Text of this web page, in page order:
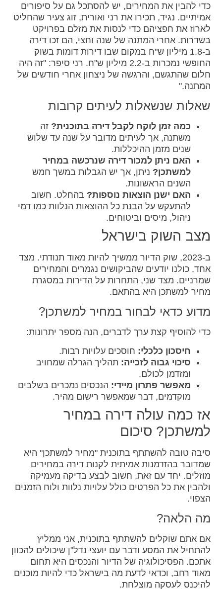
כדי להבין את המחירים, יש להסתכל גם על סיפורים
אמיתיים. נגיד, תכירו את רני ואורית, זוג צעיר שהחליט
לארוז את חפציהם כדי לנסות את מזלם בפרויקט
בשדרות. אחרי המתנה של שנה וחצי, הם זכו דירה
ב-1.8 מיליון ש"ח במקום שבו דירות דומות בשוק
החופשי נמכרות ב-2.2 מיליון ש"ח. רני סיפר: "זה היה
חלום שהתגשם, והרגשה של ניצחון אחרי חודשים של
המתנה."
שאלות שנשאלות לעיתים קרובות
כמה זמן לוקח לקבל דירה בתוכנית? זה
משתנה, אך לעיתים מדובר על שנה עד שלוש
שנים מזמן ההיכללות.
האם ניתן למכור דירה שנרכשה במחיר
למשתכן? ניתן, אך יש הגבלות במשך חמש
השנים הראשונות.
האם ישנן הוצאות נוספות? בהחלט. חשוב
להתעקש על הבנת כל ההוצאות הנלוות כמו דמי
ניהול, מיסים וביטוחים.
מצב השוק בישראל
ב-2023, שוק הדיור ממשיך להיות מאוד תנודתי. מצד
אחד, כולנו יודעים שהביקושים נגמרים והמחירים
שמרניים. מצד שני, התחרות על הדירות במסגרת
מחיר למשתכן היא בהתאם.
מדוע כדאי לבחור במחיר למשתכן?
כדי להוסיף קצת ערך לדברים, הנה מספר יתרונות:
חיסכון כלכלי: חוסכים עלויות רבות.
סיכוי גבוה לזכייה: תהליך הגרלה שמחויב
ומזדמן לכולם.
מאפשר פתרון מיידי: הנכסים נמכרים בשלבים
מוקדמים, דבר שמאפשר רישום מהיר.
אז כמה עולה דירה במחיר
למשתכן? סיכום
סיבה טובה להשתתף בתוכנית "מחיר למשתכן" היא
שמדובר בהזדמנות אמיתית לקנות דירה במחירים
מוזלים. יחד עם זאת, חשוב לבצע בדיקה מעמיקה
ולהבין את כל הפרטים כולל עלויות נלוות ולוח הזמנים
הצפוי.
מה הלאה?
אם אתם שוקלים להשתתף בתוכנית, אני ממליץ
להתחיל את המסע ודבר עם יועצי נדל"ן שיכולים להכוון
אתכם. הפסיכולוגיה של הדיור והנכסים היא תחום
מאוד רחב, וכדאי לדעת מה בישראל כדי להיות מוכנים
להיכנס לעסקה מוצלחת.